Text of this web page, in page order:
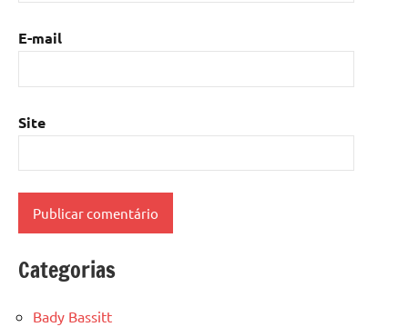
E-mail
Site
Categorias
Bady Bassitt